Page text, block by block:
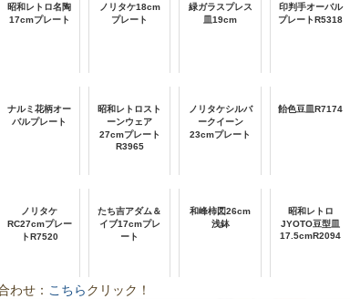
昭和レトロ名陶
17cmプレート
ノリタケ18cm
プレート
緑ガラスプレス
皿19cm
印判手オーバル
プレートR5318
ナルミ花柄オー
バルプレート
昭和レトロスト
ーンウェア
27cmプレート
R3965
ノリタケシルバ
ークイーン
23cmプレート
飴色豆皿R7174
ノリタケ
RC27cmプレー
トR7520
たち吉アダム＆
イブ17cmプレ
ート
和峰柿図26cm
浅鉢
昭和レトロ
JYOTO豆型皿
17.5cmR2094
わせ： こちらクリック！